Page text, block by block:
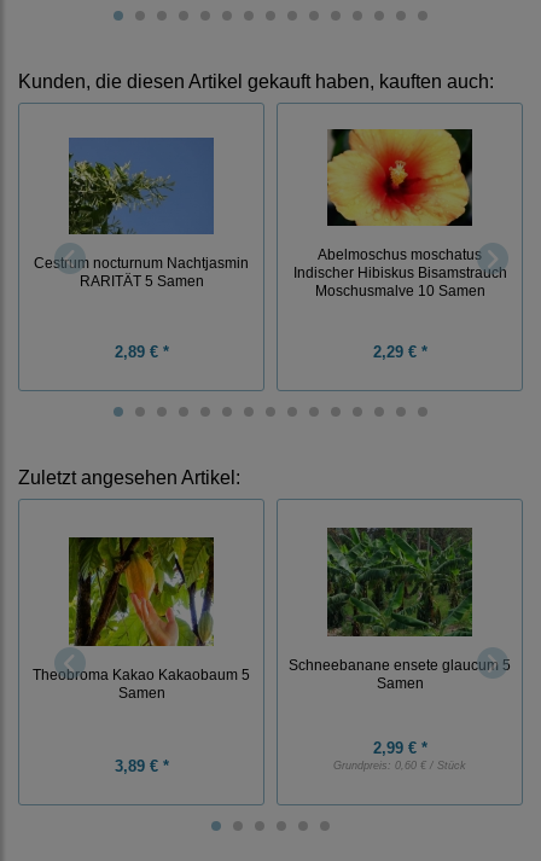
Kunden, die diesen Artikel gekauft haben, kauften auch:
Cestrum nocturnum Nachtjasmin
RARITÄT 5 Samen
2,89 € *
Abelmoschus moschatus
Indischer Hibiskus Bisamstrauch
Moschusmalve 10 Samen
2,29 € *
Zuletzt angesehen Artikel:
Theobroma Kakao Kakaobaum 5
Samen
3,89 € *
Schneebanane ensete glaucum 5
Samen
2,99 € *
Grundpreis: 0,60 € / Stück